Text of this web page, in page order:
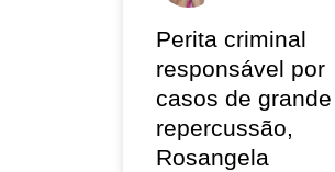
Perita criminal
responsável por
casos de grande
repercussão,
Rosangela